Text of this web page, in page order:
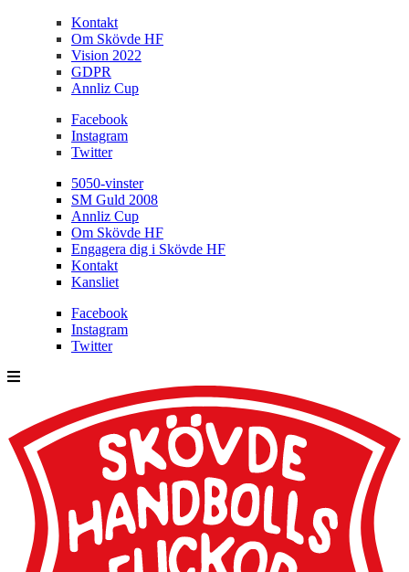
Kontakt
Om Skövde HF
Vision 2022
GDPR
Annliz Cup
Facebook
Instagram
Twitter
5050-vinster
SM Guld 2008
Annliz Cup
Om Skövde HF
Engagera dig i Skövde HF
Kontakt
Kansliet
Facebook
Instagram
Twitter